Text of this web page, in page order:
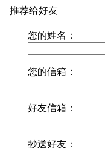
推荐给好友
您的姓名：
您的信箱：
好友信箱：
抄送好友：